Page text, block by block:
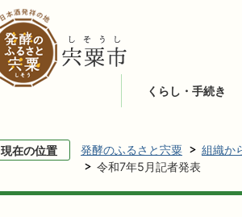
くらし・手続き
現在の位置 発酵のふるさと宍粟 組織か
令和7年5月記者発表